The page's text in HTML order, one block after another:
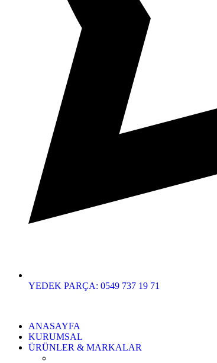
YEDEK PARÇA: 0549 737 19 71
ANASAYFA
KURUMSAL
ÜRÜNLER & MARKALAR